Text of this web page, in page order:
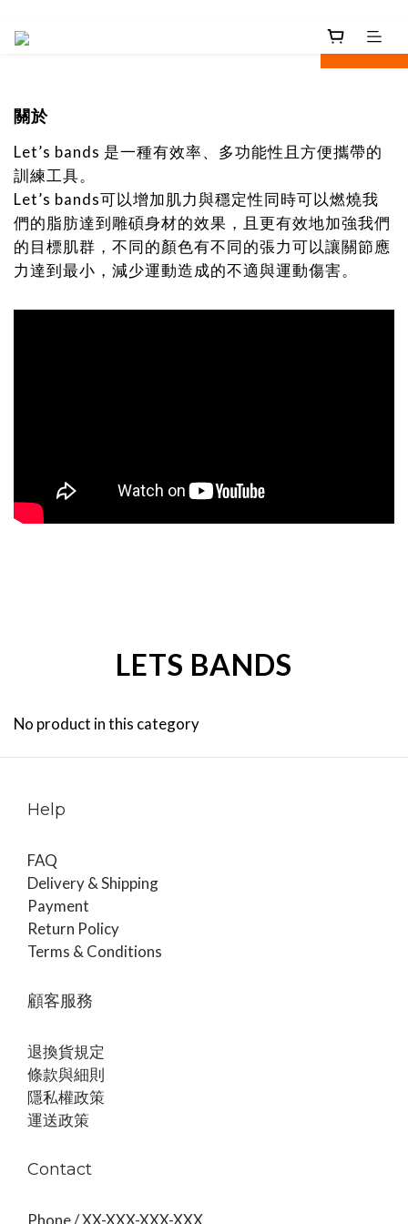
prev
關於
Let’s bands 是一種有效率、多功能性且方便攜帶的
訓練工具。
Let’s bands可以增加肌力與穩定性同時可以燃燒我
們的脂肪達到雕碩身材的效果，且 更有效地加強我們
的目標肌群，不同的顏色有不同的張力可以讓關節應
力達到最小，減少運動造成的不適與運動傷害。
LETS BANDS
No product in this category
Help
FAQ
Delivery & Shipping
Payment
Return Policy
Terms & Conditions
顧客服務
退換貨規定
條款與細則
隱私權政策
運送政策
Contact
Phone / XX-XXX-XXX-XXX